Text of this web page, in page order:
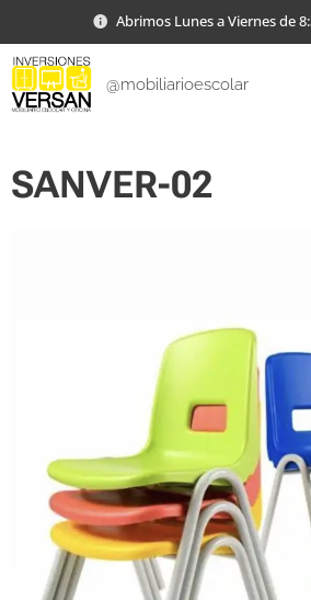
Abrimos Lunes a Viernes de
@mobiliarioescolar
SANVER-02